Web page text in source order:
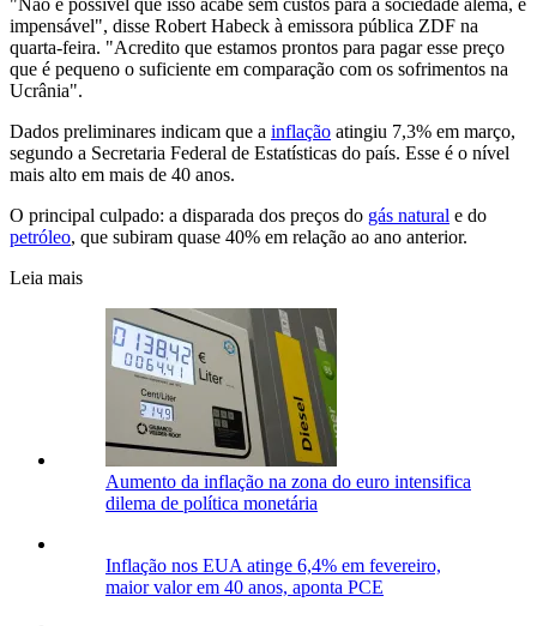
impensável", disse Robert Habeck à emissora pública ZDF na
quarta-feira. "Acredito que estamos prontos para pagar esse preço
que é pequeno o suficiente em comparação com os sofrimentos na
Ucrânia".
Dados preliminares indicam que a inflação atingiu 7,3% em março,
segundo a Secretaria Federal de Estatísticas do país. Esse é o nível
mais alto em mais de 40 anos.
O principal culpado: a disparada dos preços do gás natural e do
petróleo, que subiram quase 40% em relação ao ano anterior.
Leia mais
Aumento da inflação na zona do euro intensifica
dilema de política monetária
Inflação nos EUA atinge 6,4% em fevereiro,
maior valor em 40 anos, aponta PCE